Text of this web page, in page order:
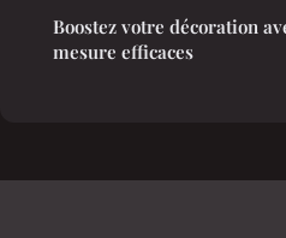
Boostez votre décoration
mesure efficaces